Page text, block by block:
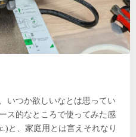
いつか欲しいなとは思ってい
ス的なところで使ってみた感
と、家庭用とは言えそれなり